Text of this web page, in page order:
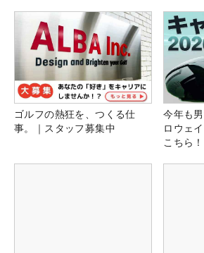
ゴルフの熱狂を、つくる仕
事。｜スタッフ募集中
今年も
ロウェ
こちら！